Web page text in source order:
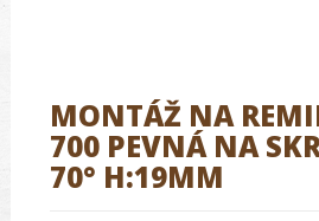
MONTÁŽ NA
700 PEVNÁ NA
70° H:19MM